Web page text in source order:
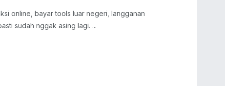
online, bayar tools luar negeri, langganan
sudah nggak asing lagi. ...